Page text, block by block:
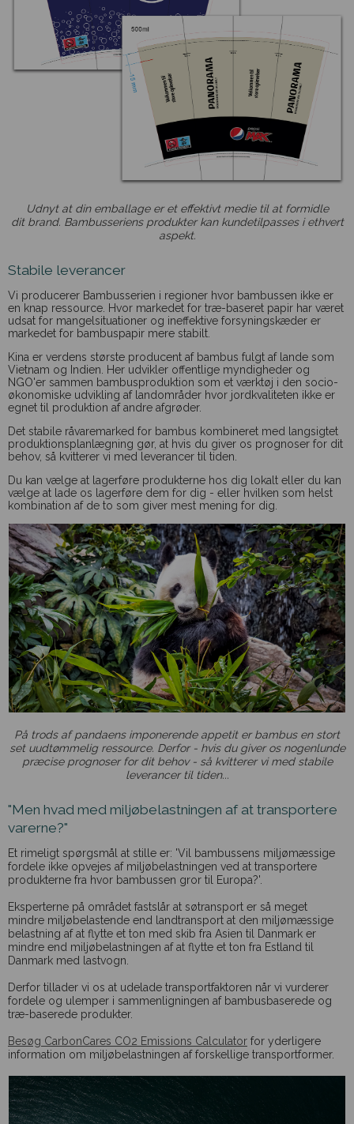
Udnyt at din emballage er et effektivt medie til at formidle
dit brand. Bambusseriens produkter kan kundetilpasses i ethvert
aspekt.
Stabile leverancer
Vi producerer Bambusserien i regioner hvor bambussen ikke er
en knap ressource. Hvor markedet for træ-baseret papir har været
udsat for mangelsituationer og ineffektive forsyningskæder er
markedet for bambuspapir mere stabilt.
Kina er verdens største producent af bambus fulgt af lande som
Vietnam og Indien. Her udvikler offentlige myndigheder og
NGO'er sammen bambusproduktion som et værktøj i den socio-
økonomiske udvikling af landområder hvor jordkvaliteten ikke er
egnet til produktion af andre afgrøder.
Det stabile råvaremarked for bambus kombineret med langsigtet
produktionsplanlægning gør, at hvis du giver os prognoser for dit
behov, så kvitterer vi med leverancer til tiden.
Du kan vælge at lagerføre produkterne hos dig lokalt eller du kan
vælge at lade os lagerføre dem for dig - eller hvilken som helst
kombination af de to som giver mest mening for dig.
På trods af pandaens imponerende appetit er bambus en stort
set uudtømmelig ressource. Derfor - hvis du giver os nogenlunde
præcise prognoser for dit behov - så kvitterer vi med stabile
leverancer til tiden...
"Men hvad med miljøbelastningen af at transportere
varerne?"
Et rimeligt spørgsmål at stille er: 'Vil bambussens miljømæssige
fordele ikke opvejes af miljøbelastningen ved at transportere
produkterne fra hvor bambussen gror til Europa?'.
Eksperterne på området fastslår at søtransport er så meget
mindre miljøbelastende end landtransport at den miljømæssige
belastning af at flytte et ton med skib fra Asien til Danmark er
mindre end miljøbelastningen af at flytte et ton fra Estland til
Danmark med lastvogn.
Derfor tillader vi os at udelade transportfaktoren når vi vurderer
fordele og ulemper i sammenligningen af bambusbaserede og
træ-baserede produkter.
Besøg CarbonCares CO2 Emissions Calculator for yderligere
information om miljøbelastningen af forskellige transportformer.